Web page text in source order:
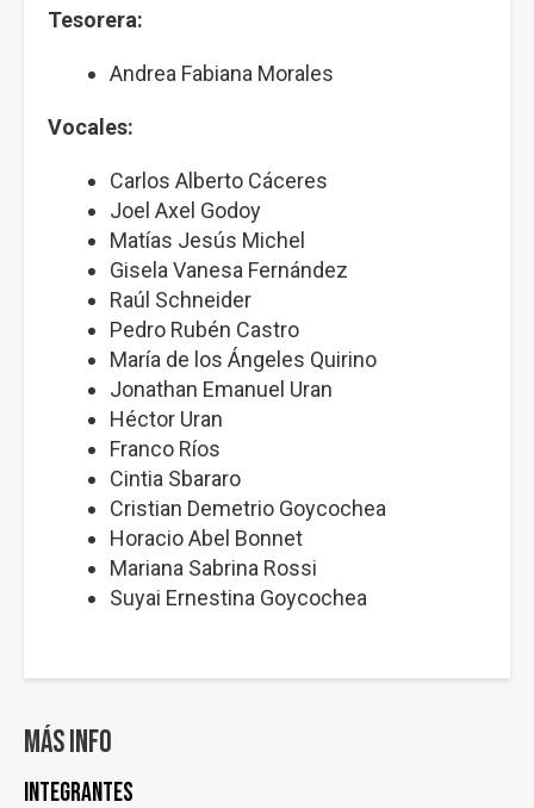
Tesorera:
Andrea Fabiana Morales
Vocales:
Carlos Alberto Cáceres
Joel Axel Godoy
Matías Jesús Michel
Gisela Vanesa Fernández
Raúl Schneider
Pedro Rubén Castro
María de los Ángeles Quirino
Jonathan Emanuel Uran
Héctor Uran
Franco Ríos
Cintia Sbararo
Cristian Demetrio Goycochea
Horacio Abel Bonnet
Mariana Sabrina Rossi
Suyai Ernestina Goycochea
Más info
Integrantes